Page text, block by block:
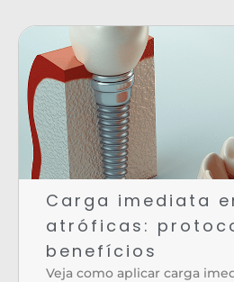
Carga imediata
atróficas:
benefícios
Veja como aplicar carga